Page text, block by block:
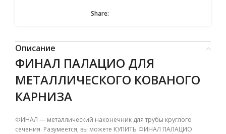
Share:
Описание
ФИНАЛ ПАЛАЦИО ДЛЯ
МЕТАЛЛИЧЕСКОГО КОВАНОГО
КАРНИЗА
ФИНАЛ — металлический наконечник для трубы круглого
сечения. Разумеется, вы можете КУПИТЬ ФИНАЛ ПАЛАЦИО